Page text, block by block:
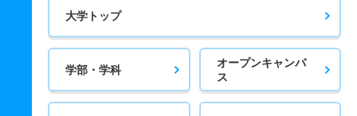
大学トップ
学部・学科
オープンキャンパ
ス